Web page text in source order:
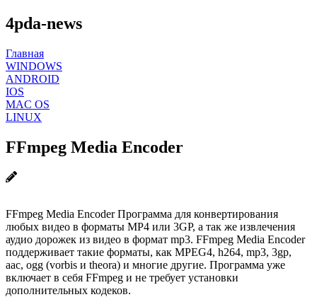
4pda-news
Главная
WINDOWS
ANDROID
IOS
MAC OS
LINUX
FFmpeg Media Encoder
FFmpeg Media Encoder Программа для конвертирования
любых видео в форматы MP4 или 3GP, а так же извлечения
аудио дорожек из видео в формат mp3. FFmpeg Media Encoder
поддерживает такие форматы, как MPEG4, h264, mp3, 3gp,
aac, ogg (vorbis и theora) и многие другие. Программа уже
включает в себя FFmpeg и не требует установки
дополнительных кодеков.